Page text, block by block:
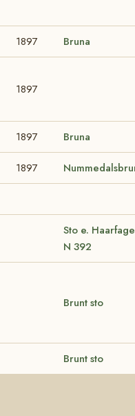
1897 Bruna
1897
1897 Bruna
1897
Sto e.
N 392
Brunt sto
Brunt sto